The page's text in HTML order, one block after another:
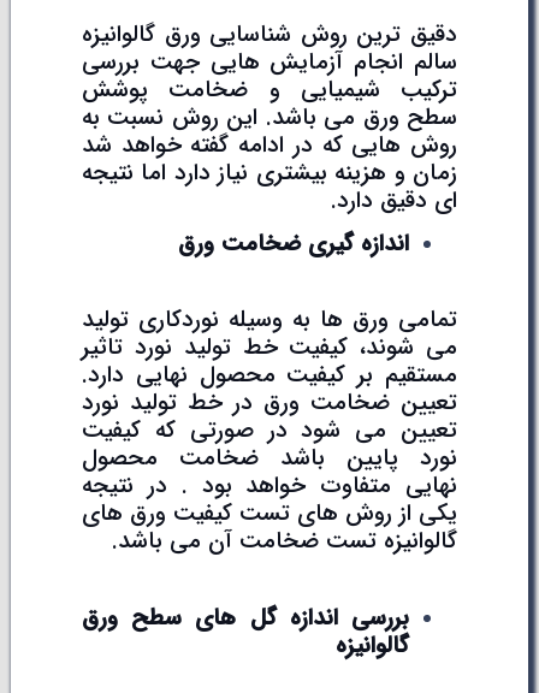
دقیق ترین روش شناسایی ورق گالوانیزه
سالم انجام آزمایش هایی جهت بررسی
ترکیب شیمیایی و ضخامت پوشش
سطح ورق می باشد. این روش نسبت به
روش هایی که در ادامه گفته خواهد شد
زمان و هزینه بیشتری نیاز دارد اما نتیجه
ای دقیق دارد.
اندازه گیری ضخامت ورق
تمامی ورق ها به وسیله نوردکاری تولید
می شوند، کیفیت خط تولید نورد تاثیر
مستقیم بر کیفیت محصول نهایی دارد.
تعیین ضخامت ورق در خط تولید نورد
تعیین می شود در صورتی که کیفیت
نورد پایین باشد ضخامت محصول
نهایی متفاوت خواهد بود . در نتیجه
یکی از روش های تست کیفیت ورق های
گالوانیزه تست ضخامت آن می باشد.
بررسی اندازه گل های سطح ورق
گالوانیزه